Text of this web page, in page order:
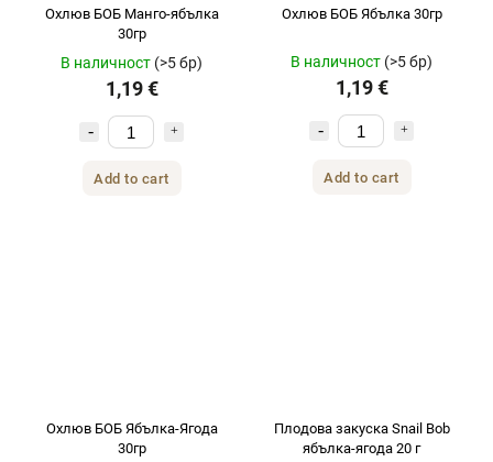
Охлюв БОБ Манго-ябълка
30гр
В наличност (>5 бр)
1,19 €
Add to cart
Охлюв БОБ Ябълка 30гр
В наличност (>5 бр)
1,19 €
Add to cart
Охлюв БОБ Ябълка-Ягода
30гр
Плодова закуска Snail Bob
ябълка-ягода 20 г